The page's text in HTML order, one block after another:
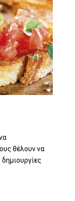
θέλουν να